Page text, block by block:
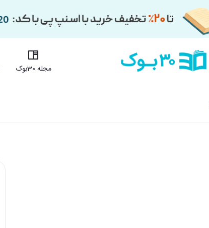
مجله 30بوک